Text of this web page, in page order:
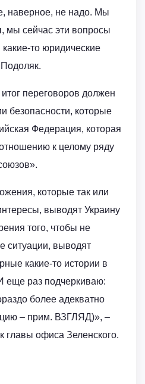
наверное, не надо. Мы
мы сейчас эти вопросы
то юридические
переговоров должен
безопасности, которые
Федерация, которая
к целому ряду
которые так или
выводят Украину
того, чтобы не
ситуации, выводят
какие-то истории в
еще раз подчеркиваю:
более адекватно
– прим. ВЗГЛЯД)», –
главы офиса Зеленского.